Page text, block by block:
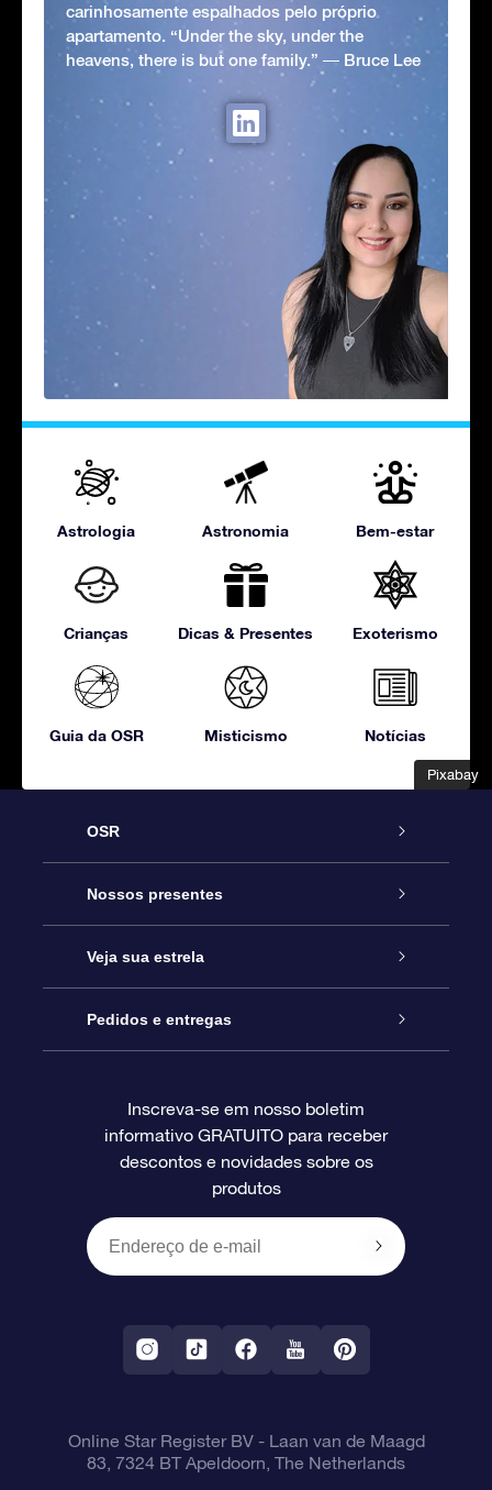
Pixabay
Pixabay
carinhosamente espalhados pelo próprio
apartamento. “Under the sky, under the
heavens, there is but one family.” ― Bruce Lee
Astrologia Astronomia Bem-estar
Crianças Dicas & Presentes Exoterismo
Guia da OSR Misticismo Notícias
OSR
Serviço
Entre em contato conosco
Blog
Avaliações
Nossos presentes
Presente estrelar on-line
Pacote de presente da OSR
O cartão de presente da OSR
Presentes corporativos
Veja sua estrela
Star Register
Página estelar personalizada
Um Milhão de Estrelas
OSR Starsaver
Aplicativo RV Fly me to the stars
Pedidos e entregas
Informações de pagamento
Política de devolução
Constelações
Inscreva-se em nosso boletim
informativo GRATUITO para receber
descontos e novidades sobre os
produtos
Online Star Register BV- Laan van de Maagd
83, 7324 BT Apeldoorn, The Netherlands